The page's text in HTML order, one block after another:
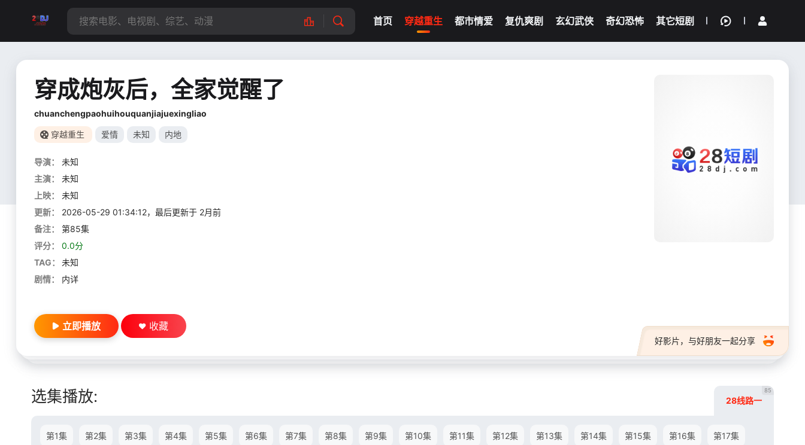
首页 穿越重生 都市情爱 复仇爽剧 玄幻武侠 奇幻恐怖 其它短剧
我的观影记录
穿成炮灰后，全家觉醒了
chuanchengpaohuihouquanjiajuexingliao
穿越重生 爱情 未知 内地
导演：
未知
主演：
未知
上映：
未知
更新：
2026-05-29 01:34:12，最后更新于 2月前
备注：
第85集
评分：
0.0分
TAG：
未知
剧情：
内详
好影片，与好朋友一起分享
立即播放 收藏
选集播放: 28线路一
85
第1集 第2集 第3集 第4集 第5集 第6集 第7集 第8集 第9集 第10集 第11集 第12集 第13集 第14集 第15集 第16集 第17集